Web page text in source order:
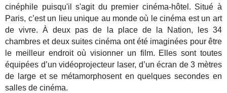
cinéphile puisqu'il s'agit du premier cinéma-hôtel. Situé à
Paris, c’est un lieu unique au monde où le cinéma est un art
de vivre. À deux pas de la place de la Nation, les 34
chambres et deux suites cinéma ont été imaginées pour être
le meilleur endroit où visionner un film. Elles sont toutes
équipées d’un vidéoprojecteur laser, d’un écran de 3 mètres
de large et se métamorphosent en quelques secondes en
salles de cinéma.